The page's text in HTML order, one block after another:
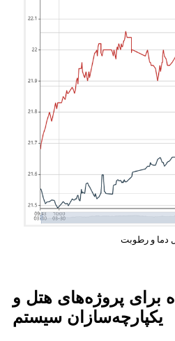
دما و رطوبت
پروژه‌های هتل و
یکپارچه‌سازان سیستم